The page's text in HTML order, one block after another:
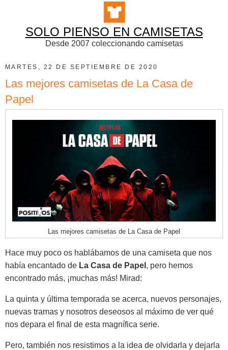
SOLO PIENSO EN CAMISETAS
Desde 2007 coleccionando camisetas
MARTES, 22 DE SEPTIEMBRE DE 2020
Las mejores camisetas de La Casa de
Papel
Las mejores camisetas de La Casa de Papel
Hace muy poco os hablábamos de una camiseta que nos
había encantado de La Casa de Papel , pero hemos
encontrado más, ¡muchas más! Mirad:
La quinta y última temporada se acerca, nuevos personajes,
nuevas tramas y nosotros deseosos al máximo de ver qué
nos depara el final de esta magnífica serie.
Pero, también nos resistimos a la idea de olvidarla y dejarla